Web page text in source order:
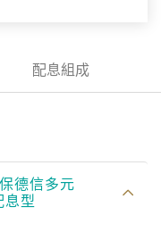
配息組成
德信多元
息型